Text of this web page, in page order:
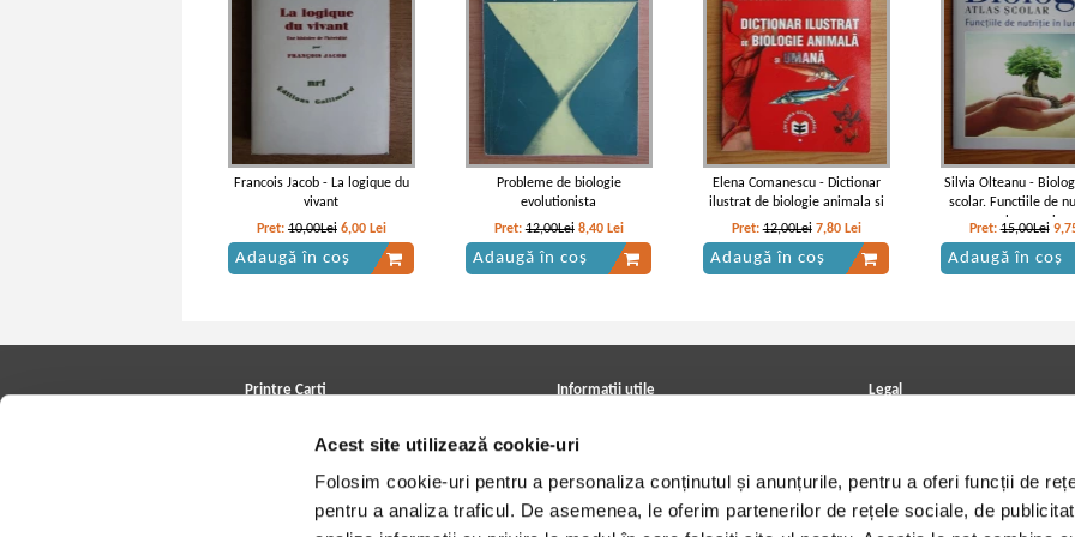
Acest site utilizează cookie-uri
Folosim cookie-uri pentru a personaliza conținutul și anunțurile, pentru a oferi funcții de
pentru a analiza traficul. De asemenea, le oferim partenerilor de rețele sociale, de
Francois Jacob - La logique du
vivant
Pret: 10,00Lei 6,00 Lei
Adaugă în coș
Probleme de biologie
evolutionista
Pret:12,00Lei 8,40 Lei
Adaugă în coș
Elena Comanescu - Dictionar
ilustrat de biologie animala si
umana
Pret:12,00Lei 7,80 Lei
Adaugă în coș
Silvia Olteanu -
scolar. Functiile de
lumea vie
Pret:15,00Lei
Adaugă în coș
Printre Carti
Cele mai căutate cărți
Informatii utile
Achizitii viniluri, casete, CD/DVD
Cum cumpar?
Politica de livrare
Retur comenzi
Legal
Termeni si conditii
Utilizare cookie-uri